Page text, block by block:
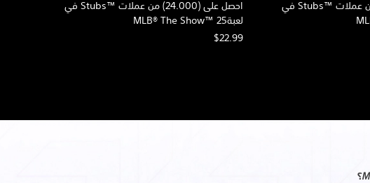
احصل على (150.000) من عملات Stubs™‎ في
احصل على (24.000) من عملات Stubs™‎ في
لعبةMLB® The Show™ 25
$22.99